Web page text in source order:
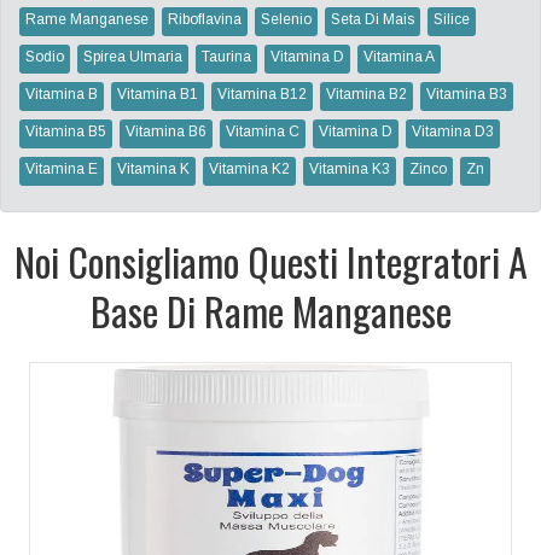
Rame Manganese Riboflavina Selenio Seta Di Mais Silice
Sodio Spirea Ulmaria Taurina Vitamina D Vitamina A
Vitamina B Vitamina B1 Vitamina B12 Vitamina B2 Vitamina B3
Vitamina B5 Vitamina B6 Vitamina C Vitamina D Vitamina D3
Vitamina E Vitamina K Vitamina K2 Vitamina K3 Zinco Zn
Noi Consigliamo Questi Integratori A
Base Di Rame Manganese